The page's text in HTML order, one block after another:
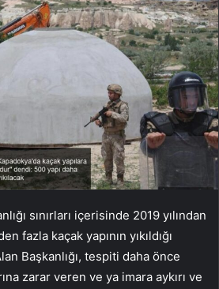
sınırları içerisinde 2019 yılından
fazla kaçak yapının yıkıldığı
Başkanlığı, tespiti daha önce
zarar veren ve ya imara aykırı ve